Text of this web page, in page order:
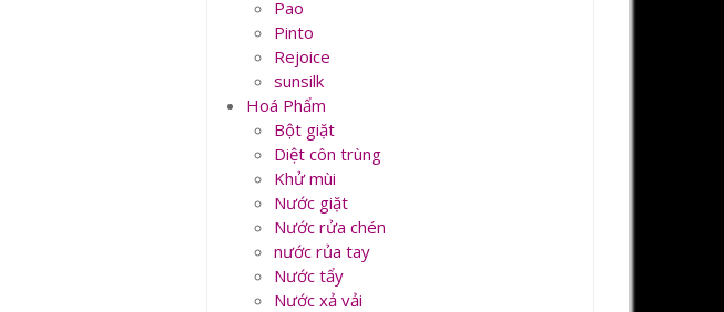
Pao
Pinto
Rejoice
sunsilk
Hoá Phẩm
Bột giặt
Diệt côn trùng
Khử mùi
Nước giặt
Nước rửa chén
nước rủa tay
Nước tẩy
Nước xả vải